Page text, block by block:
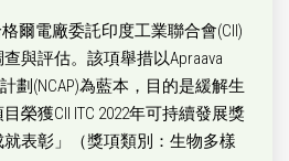
爾電廠委託印度工業聯合會(CII)
與評估。該項舉措以Apraava
劃(NCAP)為藍本，目的是緩解生
榮獲CII ITC 2022年可持續發展獎
表彰」（獎項類別：生物多樣